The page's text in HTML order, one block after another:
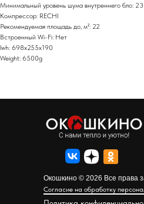
Минимальный уровень шума внутреннего бло: 23
Компрессор: RECHI
Рекомендуемая площадь до, м²: 22
Встроенный Wi-Fi: Нет
lwh: 698x255x190
Weight: 6500g
Окошкино © 2026 Все права
Согласие на обработку